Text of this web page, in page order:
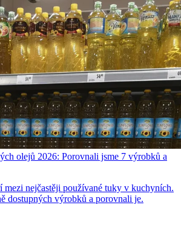
olejů 2026: Porovnali jsme 7 výrobků a
mezi nejčastěji používané tuky v kuchyních.
dostupných výrobků a porovnali je.